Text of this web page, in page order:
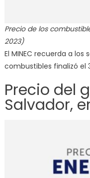
Precio de los
2023)
El MINEC recuerda a
combustibles finalizó el
Precio del
Salvador,